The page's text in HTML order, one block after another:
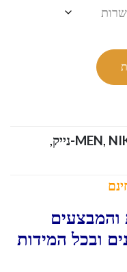
MEN,
,
ובכל המידות